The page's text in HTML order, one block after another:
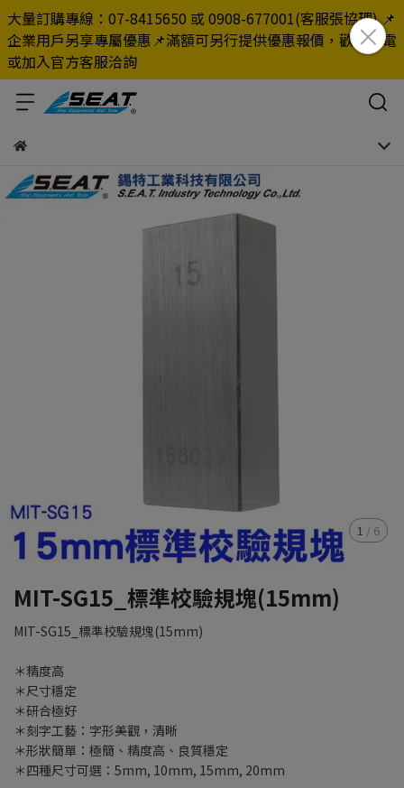
大量訂購專線：07-8415650 或 0908-677001(客服張協理) 📌
企業用戶另享專屬優惠📌滿額可另行提供優惠報價，歡迎來電
或加入官方客服洽詢
1 / 6
MIT-SG15_標準校驗規塊(15mm)
MIT-SG15_標準校驗規塊(15mm)
＊精度高
＊尺寸穩定
＊研合極好
＊刻字工藝：字形美觀，清晰
＊形狀簡單：極簡、精度高、良質穩定
＊四種尺寸可選：5mm, 10mm, 15mm, 20mm